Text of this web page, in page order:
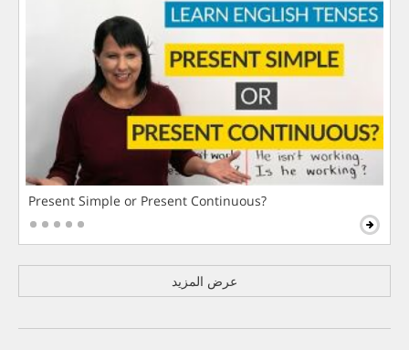
Present Simple or Present Continuous?
عرض المزيد